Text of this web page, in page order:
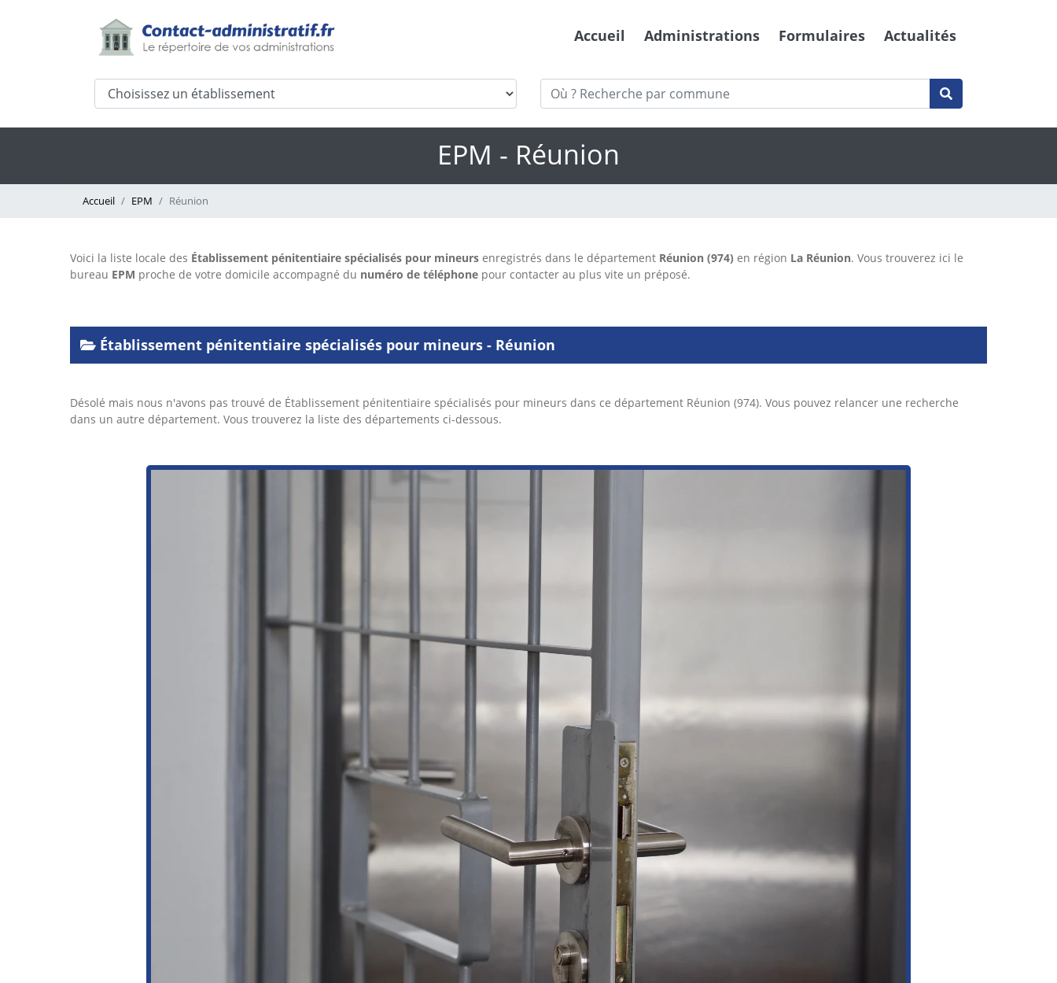
Accueil Administrations Formulaires Actualités
EPM - Réunion
Accueil EPM Réunion
Voici la liste locale des Établissement pénitentiaire spécialisés pour mineurs enregistrés dans le département Réunion (974) en région La Réunion. Vous trouverez ici le
bureau EPM proche de votre domicile accompagné du numéro de téléphone pour contacter au plus vite un préposé.
Établissement pénitentiaire spécialisés pour mineurs - Réunion
Désolé mais nous n'avons pas trouvé de Établissement pénitentiaire spécialisés pour mineurs dans ce département Réunion (974). Vous pouvez relancer une recherche
dans un autre département. Vous trouverez la liste des départements ci-dessous.